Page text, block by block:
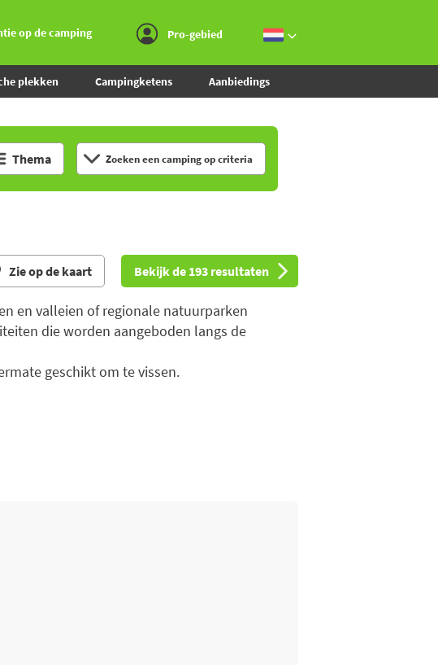
op de camping Pro-gebied
plekken Campingketens Aanbiedings
Thema Zoeken een camping op criteria
Zie op de kaart Bekijk de 193 resultaten
en valleien of regionale natuurparken
die worden aangeboden langs de
geschikt om te vissen.